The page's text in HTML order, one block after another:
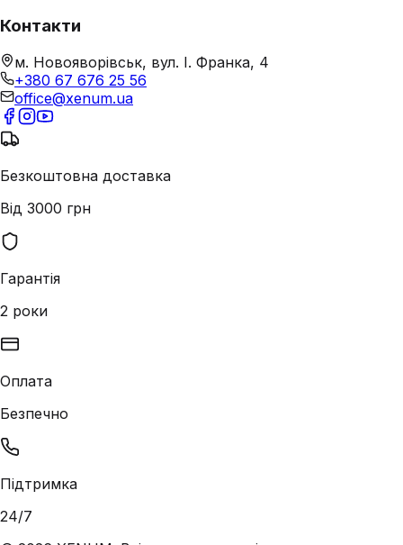
Контакти
м. Новояворівськ, вул. І. Франка, 4
+380 67 676 25 56
office@xenum.ua
Безкоштовна доставка
Від 3000 грн
Гарантія
2 роки
Оплата
Безпечно
Підтримка
24/7